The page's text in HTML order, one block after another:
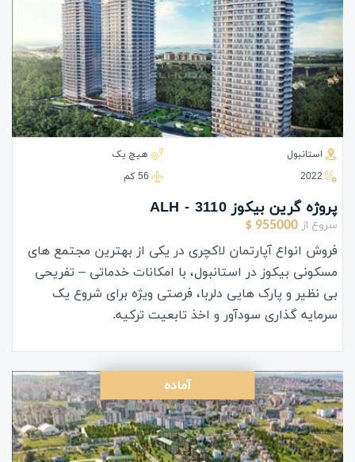
استانبول
هیچ یک
2022
56 كم
پروژه گرين بيكوز ALH - 3110
سروع از 955000 $
فروش انواع آپارتمان لاکچری در یکی از بهترین مجتمع های
مسکونی بیکوز در استانبول، با امکانات خدماتی – تفریحی
بی نظیر و پارک هایی دلربا، فرصتی ویژه برای شروع یک
سرمایه گذاری سودآور و اخذ تابعیت ترکیه.
آماده